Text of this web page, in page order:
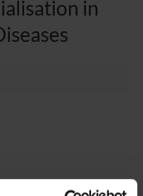
in